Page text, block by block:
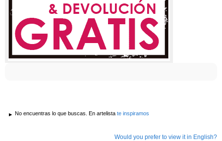
No encuentras lo que buscas. En artelista te inspiramos
Would you prefer to view it in English?